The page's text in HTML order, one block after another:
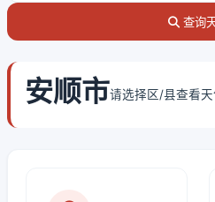
查询
安顺市请选择区/县查看